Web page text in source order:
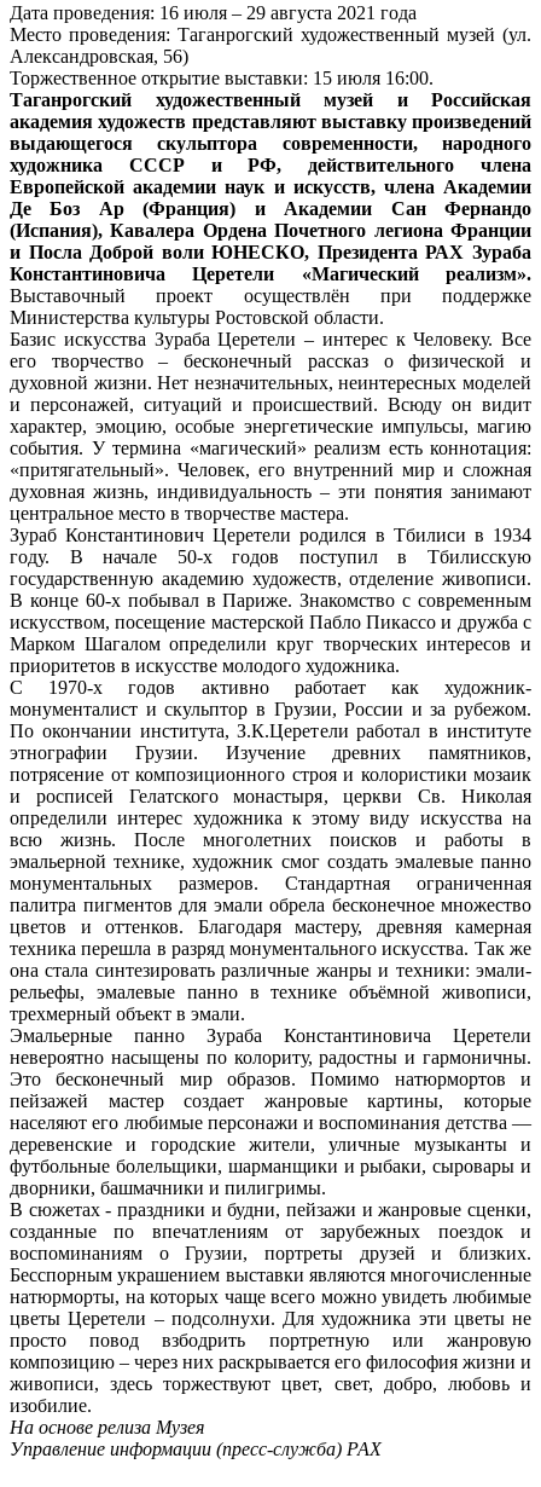
Дата проведения: 16 июля – 29 августа 2021 года
Место проведения: Таганрогский художественный музей (ул.
Александровская, 56)
Торжественное открытие выставки: 15 июля 16:00.
Таганрогский художественный музей и Российская
академия художеств представляют выставку произведений
выдающегося скульптора современности, народного
художника СССР и РФ, действительного члена
Европейской академии наук и искусств, члена Академии
Де Боз Ар (Франция) и Академии Сан Фернандо
(Испания), Кавалера Ордена Почетного легиона Франции
и Посла Доброй воли ЮНЕСКО, Президента РАХ Зураба
Константиновича Церетели «Магический реализм».
Выставочный проект осуществлён при поддержке
Министерства культуры Ростовской области.
Базис искусства Зураба Церетели – интерес к Человеку. Все
его творчество – бесконечный рассказ о физической и
духовной жизни. Нет незначительных, неинтересных моделей
и персонажей, ситуаций и происшествий. Всюду он видит
характер, эмоцию, особые энергетические импульсы, магию
события. У термина «магический» реализм есть коннотация:
«притягательный». Человек, его внутренний мир и сложная
духовная жизнь, индивидуальность – эти понятия занимают
центральное место в творчестве мастера.
Зураб Константинович Церетели родился в Тбилиси в 1934
году. В начале 50-х годов поступил в Тбилисскую
государственную академию художеств, отделение живописи.
В конце 60-х побывал в Париже. Знакомство с современным
искусством, посещение мастерской Пабло Пикассо и дружба с
Марком Шагалом определили круг творческих интересов и
приоритетов в искусстве молодого художника.
С 1970-х годов активно работает как художник-
монументалист и скульптор в Грузии, России и за рубежом.
По окончании института, З.К.Церетели работал в институте
этнографии Грузии. Изучение древних памятников,
потрясение от композиционного строя и колористики мозаик
и росписей Гелатского монастыря, церкви Св. Николая
определили интерес художника к этому виду искусства на
всю жизнь. После многолетних поисков и работы в
эмальерной технике, художник смог создать эмалевые панно
монументальных размеров. Стандартная ограниченная
палитра пигментов для эмали обрела бесконечное множество
цветов и оттенков. Благодаря мастеру, древняя камерная
техника перешла в разряд монументального искусства. Так же
она стала синтезировать различные жанры и техники: эмали-
рельефы, эмалевые панно в технике объёмной живописи,
трехмерный объект в эмали.
Эмальерные панно Зураба Константиновича Церетели
невероятно насыщены по колориту, радостны и гармоничны.
Это бесконечный мир образов. Помимо натюрмортов и
пейзажей мастер создает жанровые картины, которые
населяют его любимые персонажи и воспоминания детства —
деревенские и городские жители, уличные музыканты и
футбольные болельщики, шарманщики и рыбаки, сыровары и
дворники, башмачники и пилигримы.
В сюжетах - праздники и будни, пейзажи и жанровые сценки,
созданные по впечатлениям от зарубежных поездок и
воспоминаниям о Грузии, портреты друзей и близких.
Бесспорным украшением выставки являются многочисленные
натюрморты, на которых чаще всего можно увидеть любимые
цветы Церетели – подсолнухи. Для художника эти цветы не
просто повод взбодрить портретную или жанровую
композицию – через них раскрывается его философия жизни и
живописи, здесь торжествуют цвет, свет, добро, любовь и
изобилие.
На основе релиза Музея
Управление информации (пресс-служба) РАХ